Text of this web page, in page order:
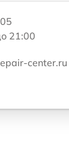
21:00
center.ru